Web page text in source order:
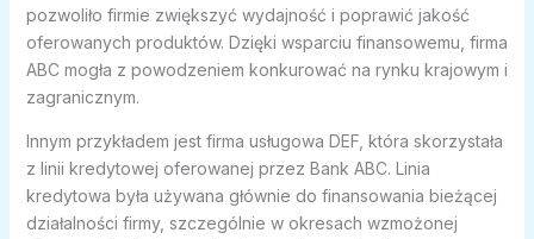
pozwoliło firmie zwiększyć wydajność i poprawić jakość
oferowanych produktów. Dzięki wsparciu finansowemu, firma
ABC mogła z powodzeniem konkurować na rynku krajowym i
zagranicznym.
Innym przykładem jest firma usługowa DEF, która skorzystała
z linii kredytowej oferowanej przez Bank ABC. Linia
kredytowa była używana głównie do finansowania bieżącej
działalności firmy, szczególnie w okresach wzmożonej